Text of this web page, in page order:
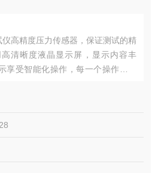
高精度压力传感器，保证测试的精
清晰度液晶显示屏，显示内容丰
享受智能化操作，每一个操作过程